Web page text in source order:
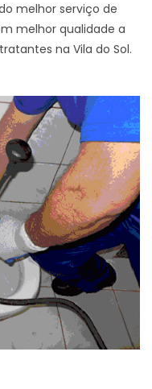
melhor serviço de
melhor qualidade a
na Vila do Sol.